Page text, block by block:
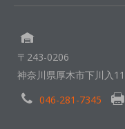
〒243-0206
神奈川県厚木市下川入
046-281-7345